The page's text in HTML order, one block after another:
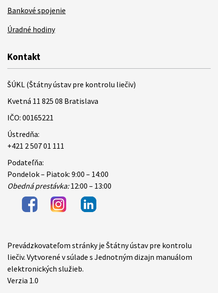
Bankové spojenie
Úradné hodiny
Kontakt
ŠÚKL (Štátny ústav pre kontrolu liečiv)
Kvetná 11 825 08 Bratislava
IČO: 00165221
Ústredňa:
+421 2 507 01 111
Podateľňa:
Pondelok – Piatok: 9:00 – 14:00
Obedná prestávka:12:00 – 13:00
Items
Prevádzkovateľom stránky je Štátny ústav pre kontrolu
liečiv. Vytvorené v súlade s Jednotným dizajn manuálom
elektronických služieb.
Verzia 1.0